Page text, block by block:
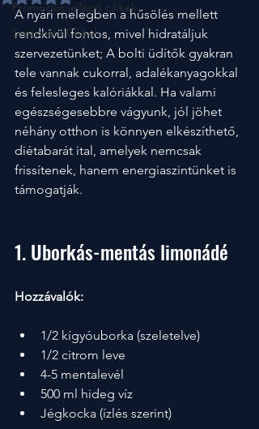
Promociós jellegű cikkek
Szezonális Cikkek
A nyári melegben a hűsölés mellett
rendkívül fontos, mivel hidratáljuk
szervezetünket; A bolti üdítők gyakran
tele vannak cukorral, adalékanyagokkal
és felesleges kalóriákkal. Ha valami
egészségesebbre vágyunk, jól jöhet
néhány otthon is könnyen elkészíthető,
diétabarát ital, amelyek nemcsak
frissítenek, hanem energiaszintünket is
támogatják.
1. Uborkás-mentás limonádé
Hozzávalók:
1/2 kígyóuborka (szeletelve)
1/2 citrom leve
4-5 mentalevél
500 ml hideg víz
Jégkocka (ízlés szerint)